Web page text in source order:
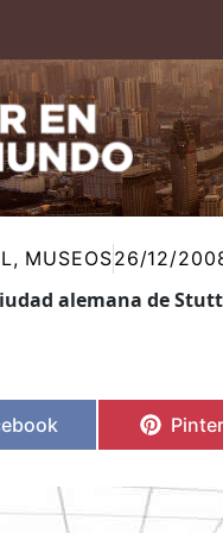
, MUSEOS26/12/
alemana de
en
en